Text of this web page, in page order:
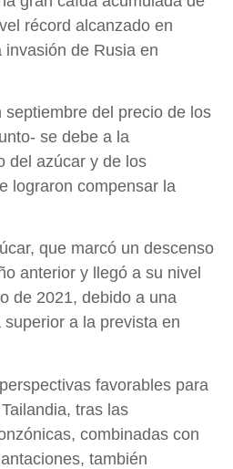
récord alcanzado en
de Rusia en
del precio de los
se debe a la
del azúcar y de los
lograron compensar la
que marcó un descenso
anterior y llegó a su nivel
de 2021, debido a una
a la prevista en
favorables para
tras las
combinadas con
también